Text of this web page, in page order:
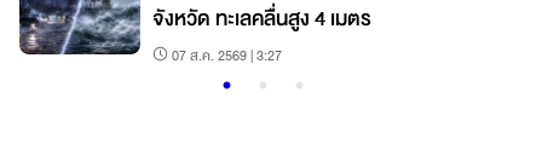
จังหวัด ทะเลคลื่นสูง 4 เมตร
07 ส.ค. 2569 | 3:27